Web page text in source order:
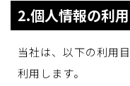
2.個人情報の利
当社は、以下の利用
利用します。